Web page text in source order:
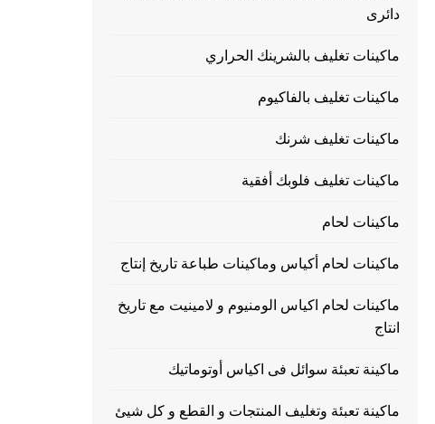
دائرى
ماكينات تغليف بالشرينك الحراري
ماكينات تغليف بالفاكيوم
ماكينات تغليف شرنك
ماكينات تغليف فلوبك أفقية
ماكينات لحام
ماكينات لحام أكياس وماكينات طباعة تاريخ إنتاج
ماكينات لحام اكياس الومنيوم و لامينيت مع تاريخ
انتاج
ماكينة تعبئة سوائل فى اكياس أوتوماتيك
ماكينة تعبئة وتغليف المنتجات و القطع و كل شيئ